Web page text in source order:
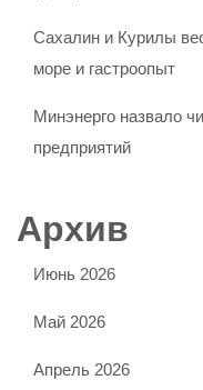
Сахалин и Курилы
море и гастроопыт
Минэнерго назвало
предприятий
Архив
Июнь 2026
Май 2026
Апрель 2026